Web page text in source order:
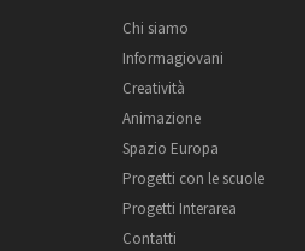
Chi siamo
Informagiovani
Creatività
Animazione
Spazio Europa
Progetti con le scuole
Progetti Interarea
Contatti